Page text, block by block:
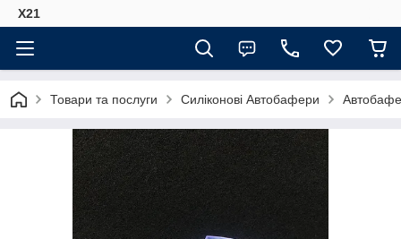
Х21
Товари та послуги Силіконові Автобафери